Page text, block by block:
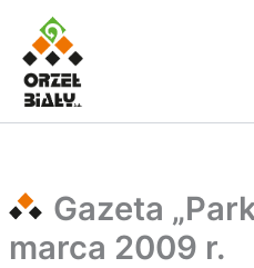
Przejdź
treści
Gazeta
marca 2009 r.